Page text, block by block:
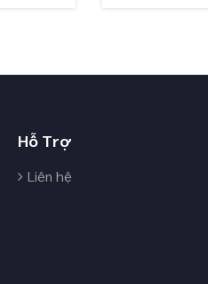
Hỗ Trợ
Liên hệ